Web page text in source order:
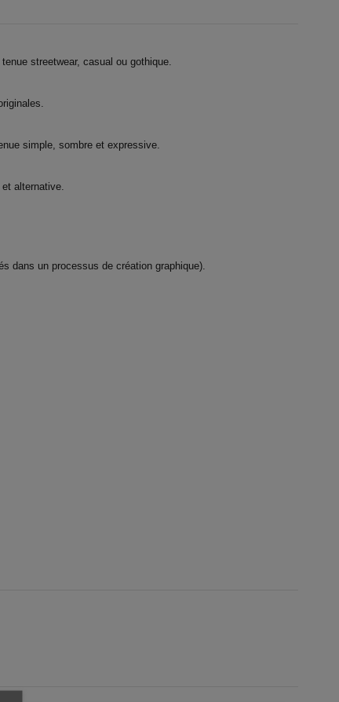
streetwear, casual ou gothique.
simple, sombre et expressive.
alternative.
dans un processus de création graphique).